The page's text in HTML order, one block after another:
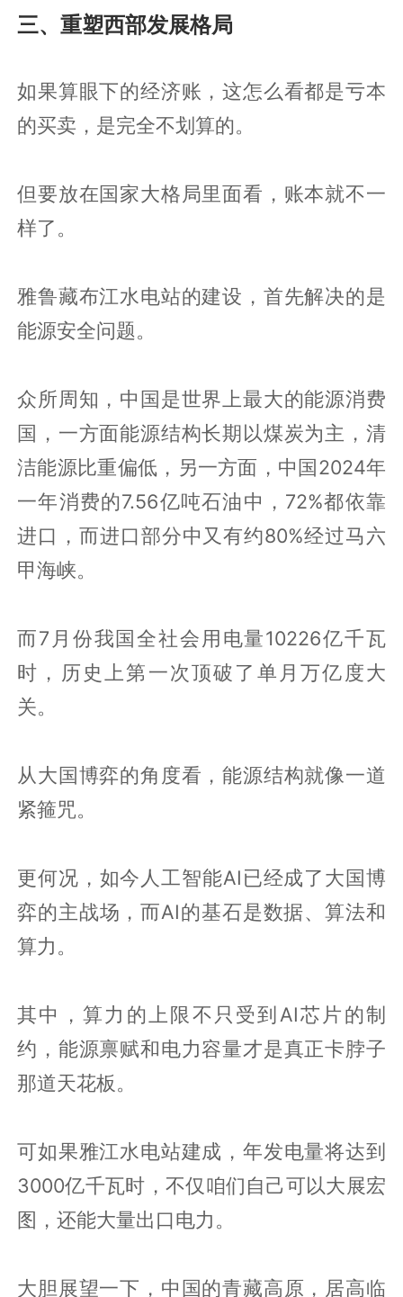
三、重塑西部发展格局
如果算眼下的经济账，这怎么看都是亏本
的买卖，是完全不划算的。
但要放在国家大格局里面看，账本就不一
样了。
雅鲁藏布江水电站的建设，首先解决的是
能源安全问题。
众所周知，中国是世界上最大的能源消费
国，一方面能源结构长期以煤炭为主，清
洁能源比重偏低，另一方面，中国2024年
一年消费的7.56亿吨石油中，72%都依靠
进口，而进口部分中又有约80%经过马六
甲海峡。
而7月份我国全社会用电量10226亿千瓦
时，历史上第一次顶破了单月万亿度大
关。
从大国博弈的角度看，能源结构就像一道
紧箍咒。
更何况，如今人工智能AI已经成了大国博
弈的主战场，而AI的基石是数据、算法和
算力。
其中，算力的上限不只受到AI芯片的制
约，能源禀赋和电力容量才是真正卡脖子
那道天花板。
可如果雅江水电站建成，年发电量将达到
3000亿千瓦时，不仅咱们自己可以大展宏
图，还能大量出口电力。
大胆展望一下，中国的青藏高原，居高临